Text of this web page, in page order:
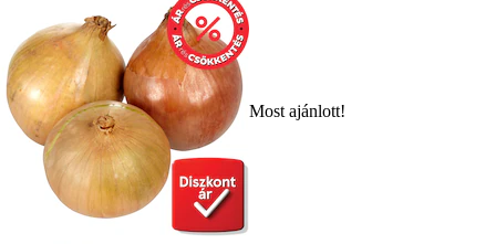
Most ajánlott!